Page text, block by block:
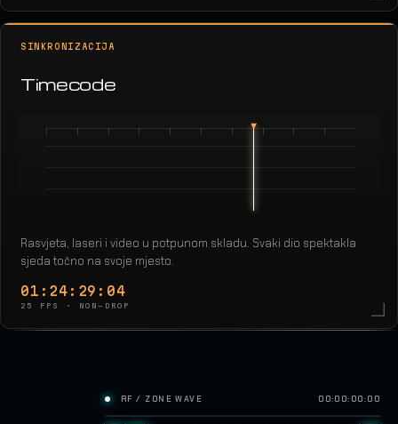
SINKRONIZACIJA
Timecode
Rasvjeta, laseri i video u potpunom skladu. Svaki dio spektakla
sjeda točno na svoje mjesto.
01:24:31:19
25 FPS · NON-DROP
RF / ZONE WAVE 00:00:00:00